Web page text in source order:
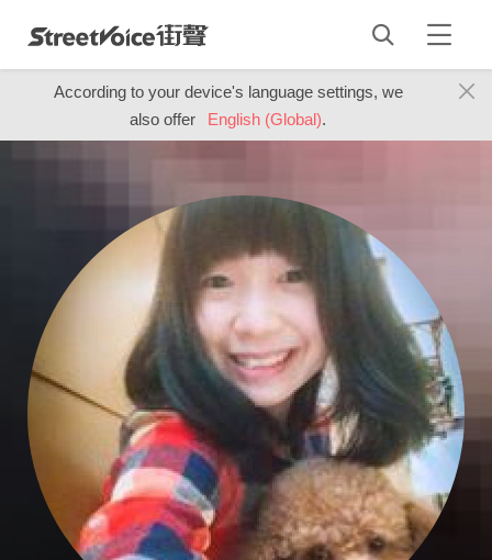
According to your device's language settings, we
also offer
English (Global).